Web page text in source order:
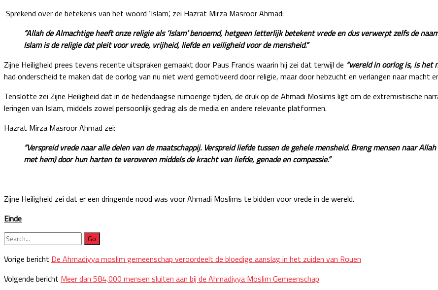
Sprekend over de betekenis van het woord ‘Islam’, zei Hazrat Mirza Masroor Ahmad:
“Allah de Almachtige heeft onze religie als ‘Islam’ benoemd, hetgeen letterlijk betekent vrede en dus verwerpt zelfs de
Islam is de religie dat pleit voor vrede, vrijheid, liefde en veiligheid voor de mensheid.”
Zijne Heiligheid prees tevens recente uitspraken gemaakt door Paus Francis waarin hij zei dat terwijl de “wereld in oorlog is, is het
had onderscheid te maken dat de oorlog van nu niet werd gemotiveerd door religie, maar door hebzucht en verlangen naar macht
Tenslotte zei Zijne Heiligheid dat in de hedendaagse rumoerige tijden, de druk op de Ahmadi Moslims ligt om de extremistische
leringen van Islam, middels zowel persoonlijk gedrag als de media en andere relevante platformen.
Hazrat Mirza Masroor Ahmad zei:
“Verspreid vrede naar alle delen van de maatschappij. Verspreid liefde tussen de gehele mensheid. Breng mensen naar
met hem) door hun harten te veroveren middels de kracht van liefde, genade en compassie.”
Zijne Heiligheid zei dat er een dringende nood was voor Ahmadi Moslims te bidden voor vrede in de wereld.
Einde
Search
Vorige bericht De Ahmadiyya moslim gemeenschap veroordeelt de bloedige aanslag in het zuiden van Rouen
Volgende bericht Meer dan 584,000 mensen sluiten aan bij de Ahmadiyya Moslim Gemeenschap